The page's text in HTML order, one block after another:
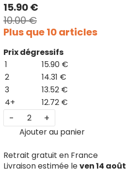
15.90 €
10.00 €
Plus que 10 articles
Prix dégressifs
1
15.90 €
2
14.31 €
3
13.52 €
4+
12.72 €
- +
Ajouter au panier
Retrait gratuit en France
Livraison estimée leven 14 août